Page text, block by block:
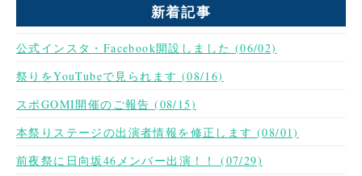
新着記事
公式インスタ・Facebook開設しました (06/02)
祭りをYouTubeで見られます (08/16)
スポGOMI開催のご報告 (08/15)
本祭りステージの出演者情報を修正します (08/01)
前夜祭に日向坂46メンバー出演！！ (07/29)